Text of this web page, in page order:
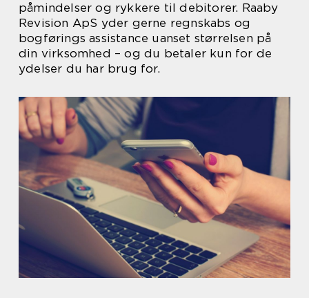
påmindelser og rykkere til debitorer. Raaby
Revision ApS yder gerne regnskabs og
bogførings assistance uanset størrelsen på
din virksomhed – og du betaler kun for de
ydelser du har brug for.